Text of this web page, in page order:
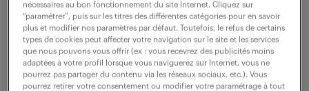
45 000 - 55 000 € / an
Vous ne cherchez pas un poste de comptable
classique, et cela tombe bien : nous ne cherchons
pas un profil standard. Nous recherchons un «
nécessaires au bon fonctionnement du site Internet. Cliquez sur
“paramétrer”, puis sur les titres des différentes catégories pour en savoir
plus et modifier nos paramètres par défaut. Toutefois, le refus de certains
types de cookies peut affecter votre navigation sur le site et les services
que nous pouvons vous offrir (ex : vous recevrez des publicités moins
adaptées à votre profil lorsque vous naviguerez sur Internet, vous ne
pourrez pas partager du contenu via les réseaux sociaux, etc.). Vous
pourrez retirer votre consentement ou modifier votre paramétrage à tout